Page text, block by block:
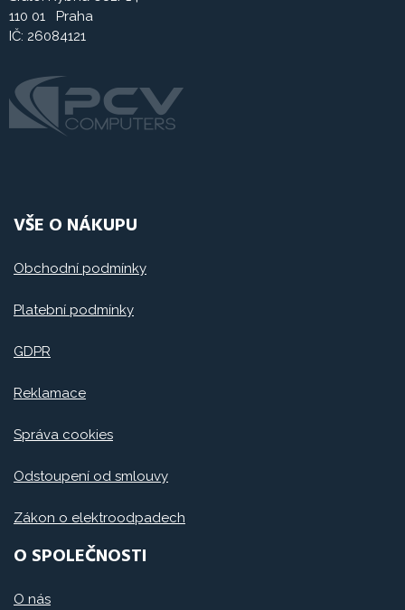
110 01 Praha
IČ: 26084121
VŠE O NÁKUPU
Obchodní podmínky
Platební podmínky
GDPR
Reklamace
Správa cookies
Odstoupení od smlouvy
Zákon o elektroodpadech
O SPOLEČNOSTI
O nás